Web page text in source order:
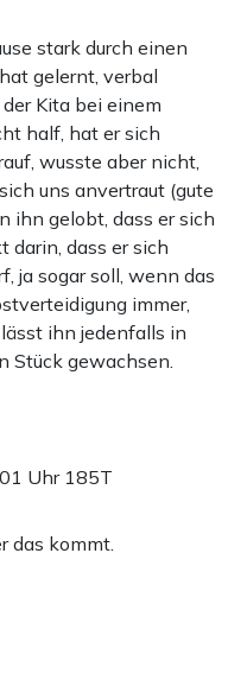
stark durch einen
gelernt, verbal
Kita bei einem
half, hat er sich
wusste aber nicht,
uns anvertraut (gute
ihn gelobt, dass er sich
dass er sich
ja sogar soll, wenn das
immer,
ihn jedenfalls in
Stück gewachsen.
Uhr 185T
das kommt.